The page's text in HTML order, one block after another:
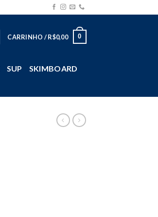
CARRINHO /R$0,00 0
SUP SKIMBOARD